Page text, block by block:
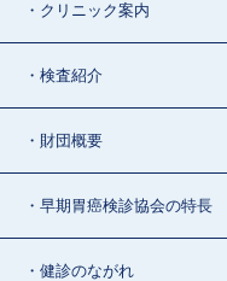
・クリニック案内
・検査紹介
・財団概要
・早期胃癌検診協会の特長
・健診のながれ